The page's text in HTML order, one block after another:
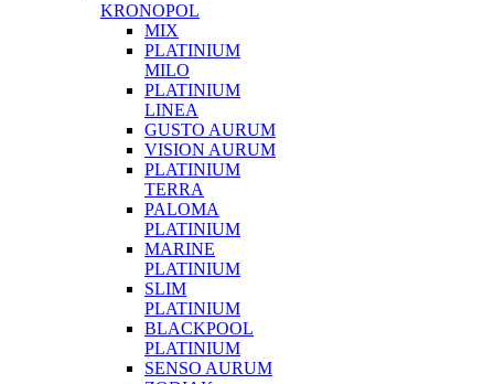
KRONOPOL
MIX
PLATINIUM
MILO
PLATINIUM
LINEA
GUSTO AURUM
VISION AURUM
PLATINIUM
TERRA
PALOMA
PLATINIUM
MARINE
PLATINIUM
SLIM
PLATINIUM
BLACKPOOL
PLATINIUM
SENSO AURUM